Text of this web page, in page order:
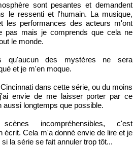
sont pesantes et demandent
le ressenti et l'humain. La musique,
les performances des acteurs m'ont
pas mais je comprends que cela ne
le monde.
qu'aucun des mystères ne sera
et je m'en moque.
dans cette série, ou du moins
envie de me laisser porter par ce
aussi longtemps que possible.
incompréhensibles, c'est
écrit. Cela m'a donné envie de lire et je
la série se fait annuler trop tôt...